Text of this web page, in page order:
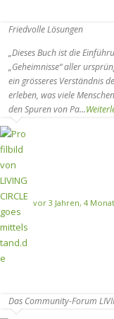
Friedvolle Lösungen
„Dieses Buch ist die
„Geheimnisse“ aller
ein grösseres Verständnis
erleben, was viele
den Spuren von Pa…
vor 3 Jahren, 4
Das Community-Forum